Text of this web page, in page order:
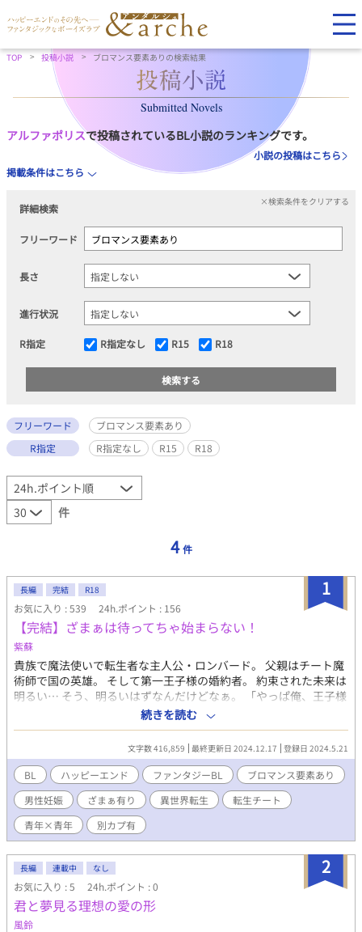
TOP 投稿小説 ブロマンス要素ありの検索結果
Submitted Novels
アルファポリスで投稿されているBL小説のランキングです。
小説の投稿はこちら
掲載条件はこちら
詳細検索
×検索条件をクリアする
フリーワード
長さ
進行状況
R指定 R指定なし R15 R18
フリーワード
ブロマンス要素あり
R指定
R指定なし R15 R18
件
4 件
1
長編 完結 R18
お気に入り : 539 24h.ポイント : 156
【完結】ざまぁは待ってちゃ始まらない！
紫蘇
貴族で魔法使いで転生者な主人公・ロンバード。 父親はチート魔
術師で国の英雄。 そして第一王子様の婚約者。 約束された未来は
明るい… そう、明るいはずなんだけどなぁ。 「やっぱ俺、王子様
の伴侶なんて無理！！」 やりたい事をやって何が悪い！ 王妃教育
とか知らん！ しきたりなんかもっと知らん！！ 「好きな事を仕事
にしたい」…そんな現代っ子男子が「バックパッカーになりた
い」という夢を「円満に」叶えるため、ざまぁを狙って奮闘して
みたりするお話。 イケメンで一途な王子様×平和主義な魔術師 ★
世界設定 剣と魔法のゆるファンタジー。 男性妊娠可能な世界。
女性が極端に少ないので、男同士での結婚は普通。 ただし、男同
士で子どもを作るのと、男女で子どもを作るのには微妙な差があ
ったりなど。 見切り発車ですが、必ずやハピエンにします！！ ＜
ル ※世界史のテストに出てくる用語がちらほら ※人死に発生しま
す ……以上の事、地雷になる方はお引き返しください！
続きを読む
文字数 416,859 最終更新日 2024.12.17 登録日 2024.5.21
BL ハッピーエンド ファンタジーBL
ブロマンス要素あり
男性妊娠
ざまぁ有り 異世界転生
転生チート
青年×青年
別カプ有
2
長編 連載中 なし
お気に入り : 5 24h.ポイント : 0
君と夢見る理想の愛の形
風鈴